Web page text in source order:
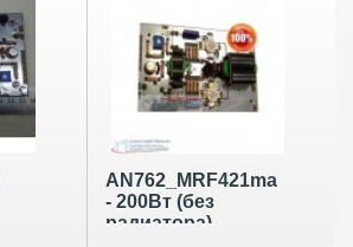
AN762_MRF421ma
- 200Вт (без
радиатора)